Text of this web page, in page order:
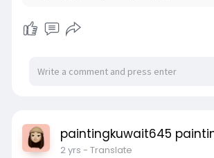
paintingkuwait645
2 yrs - Translate